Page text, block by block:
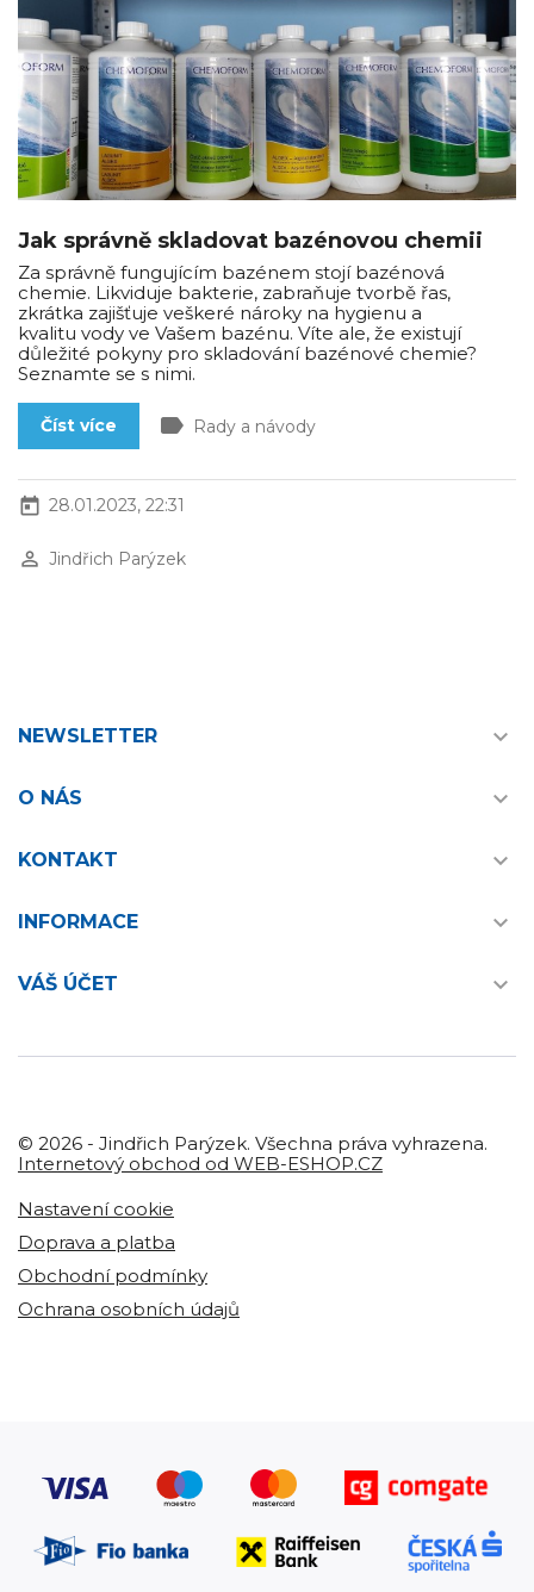
Jak správně skladovat bazénovou chemii
Za správně fungujícím bazénem stojí bazénová
chemie. Likviduje bakterie, zabraňuje tvorbě řas,
zkrátka zajišťuje veškeré nároky na hygienu a
kvalitu vody ve Vašem bazénu. Víte ale, že existují
důležité pokyny pro skladování bazénové chemie?
Seznamte se s nimi.
Číst více label Rady a návody
today 28.01.2023, 22:31
perm_identity Jindřich Parýzek
NEWSLETTER 
O NÁS 
KONTAKT 
INFORMACE 
VÁŠ ÚČET 
© 2026 - Jindřich Parýzek. Všechna práva vyhrazena.
Internetový obchod od WEB-ESHOP.CZ
Nastavení cookie
Doprava a platba
Obchodní podmínky
Ochrana osobních údajů